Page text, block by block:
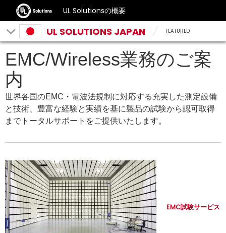
UL Solutionsの概要
UL SOLUTIONS JAPAN FEATURED
EMC/Wireless業務のご案
内
世界各国のEMC・電波法規制に対応する充実した測定設備
と技術、豊富な経験と実績を基に製品の試験から認可取得
までトータルサポートをご提供いたします。
EMC試験サービス